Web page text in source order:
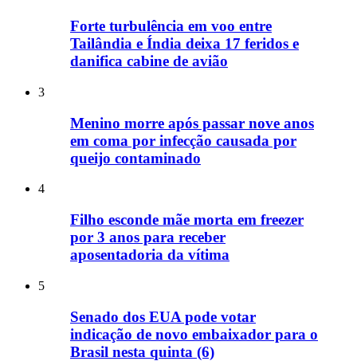
Forte turbulência em voo entre
Tailândia e Índia deixa 17 feridos e
danifica cabine de avião
3
Menino morre após passar nove anos
em coma por infecção causada por
queijo contaminado
4
Filho esconde mãe morta em freezer
por 3 anos para receber
aposentadoria da vítima
5
Senado dos EUA pode votar
indicação de novo embaixador para o
Brasil nesta quinta (6)